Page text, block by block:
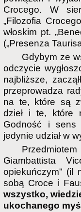
Crocego. W
„Filozofia
włoskim pt.
(„Presenza
Gdybym ze
odczycie
najbliższe,
przeprowadza
na te, które są
dzieł i te, które
Godność i sens
jedynie udział w
Giambattista
opiekuńczym" (il
sobą Croce i
wszystko,
ukochanego